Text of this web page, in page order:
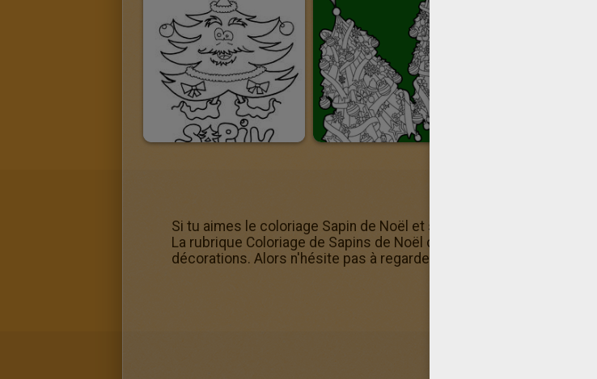
Si tu aimes le coloriage Sapin de Noël et ses décorations? Tu en
La rubrique Coloriage de Sapins de Noël contient d'autres
décorations. Alors n'hésite pas à regarder et imprimer ceux qui te